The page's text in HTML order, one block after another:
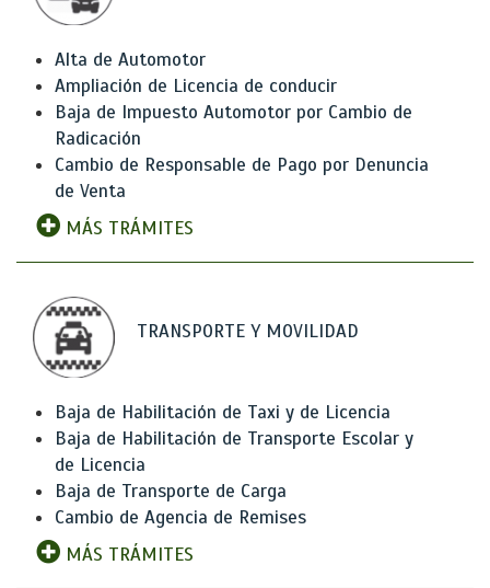
Alta de Automotor
Ampliación de Licencia de conducir
Baja de Impuesto Automotor por Cambio de
Radicación
Cambio de Responsable de Pago por Denuncia
de Venta
MÁS TRÁMITES
TRANSPORTE Y MOVILIDAD
Baja de Habilitación de Taxi y de Licencia
Baja de Habilitación de Transporte Escolar y
de Licencia
Baja de Transporte de Carga
Cambio de Agencia de Remises
MÁS TRÁMITES